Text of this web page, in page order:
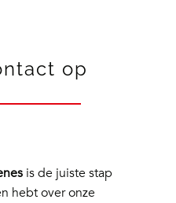
op
is de juiste stap
hebt over onze